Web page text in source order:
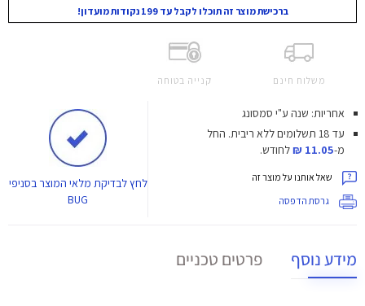
ברכישת מוצר זה תוכלו לקבל עד 199 נקודות מועדון!
משלוח חינם קנייה בטוחה
אחריות: שנה ע"י סמסונג
עד 18 תשלומים ללא ריבית.
החל
מ-11.05 ₪ לחודש.
שאל אותנו על מוצר זה
גרסת הדפסה
לחץלבדיקת מלאי המוצר בסניפי
BUG
מידע נוסף פרטים טכניים